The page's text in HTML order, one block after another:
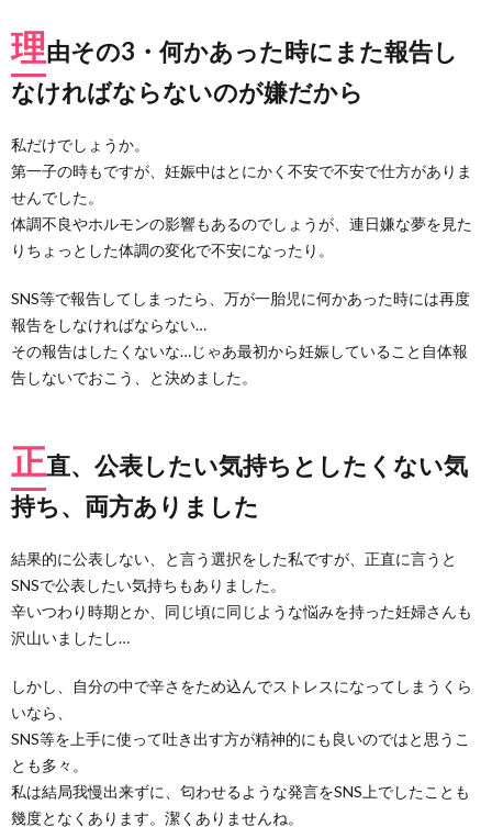
まし
た
5.
周囲
ポー
トあ
って
の出
産で
した
理由その3・何かあった時にまた報告し
なければならないのが嫌だから
私だけでしょうか。
第一子の時もですが、妊娠中はとにかく不安で不安で仕方がありま
せんでした。
体調不良やホルモンの影響もあるのでしょうが、連日嫌な夢を見た
りちょっとした体調の変化で不安になったり。
SNS等で報告してしまったら、万が一胎児に何かあった時には再度
報告をしなければならない…
その報告はしたくないな…じゃあ最初から妊娠していること自体報
告しないでおこう、と決めました。
正直、公表したい気持ちとしたくない気
持ち、両方ありました
結果的に公表しない、と言う選択をした私ですが、正直に言うと
SNSで公表したい気持ちもありました。
辛いつわり時期とか、同じ頃に同じような悩みを持った妊婦さんも
沢山いましたし…
しかし、自分の中で辛さをため込んでストレスになってしまうくら
いなら、
SNS等を上手に使って吐き出す方が精神的にも良いのではと思うこ
とも多々。
私は結局我慢出来ずに、匂わせるような発言をSNS上でしたことも
幾度となくあります。潔くありませんね。